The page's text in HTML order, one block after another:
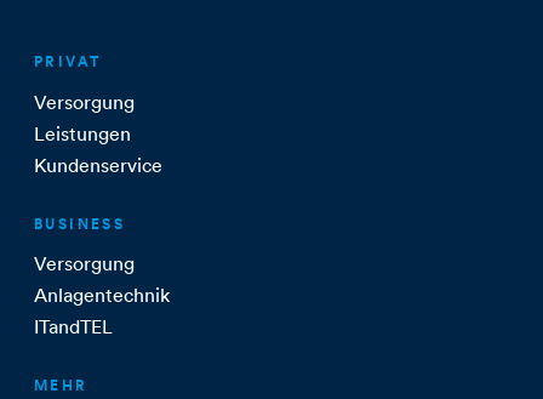
PRIVAT
Versorgung
Leistungen
Kundenservice
BUSINESS
Versorgung
Anlagentechnik
ITandTEL
MEHR